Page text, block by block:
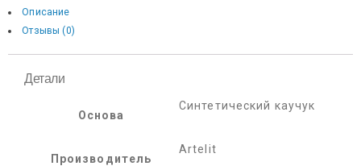
Описание
Отзывы (0)
Детали
Основа
Синтетический каучук
Производитель
Artelit